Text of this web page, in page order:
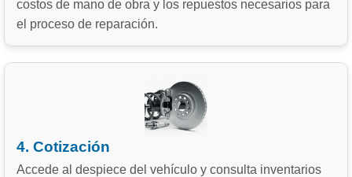
costos de mano de obra y los repuestos necesarios para
el proceso de reparación.
4. Cotización
Accede al despiece del vehículo y consulta inventarios